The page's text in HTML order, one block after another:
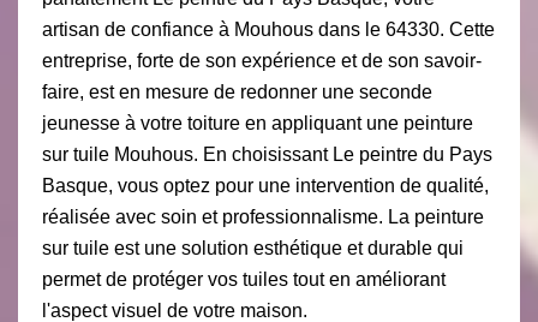
artisan de confiance à Mouhous dans le 64330. Cette
entreprise, forte de son expérience et de son savoir-
faire, est en mesure de redonner une seconde
jeunesse à votre toiture en appliquant une peinture
sur tuile Mouhous. En choisissant Le peintre du Pays
Basque, vous optez pour une intervention de qualité,
réalisée avec soin et professionnalisme. La peinture
sur tuile est une solution esthétique et durable qui
permet de protéger vos tuiles tout en améliorant
l'aspect visuel de votre maison.